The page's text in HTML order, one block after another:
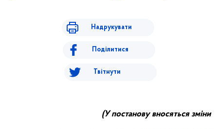
Надрукувати
Поділитися
Твітнути
(У постанову вносяться зміни